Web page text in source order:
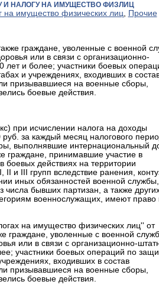
И НАЛОГУ НА ИМУЩЕСТВО ФИЗЛИЦ
на имущество физических лиц, Прочие
граждане, уволенные с военной
или в связи с организационно-
и более; участники боевых
и учреждениях, входивших в
призывавшиеся на военные сборы,
боевые действия.
при исчислении налога на доходы
за каждый месяц налогового
выполнявшие интернациональный
граждане, принимавшие участие в
боевых действиях на территории
и III групп вследствие ранения,
иных обязанностей военной
бывших партизан, а также
военнослужащих, имеют право
на имущество физических лиц'' от
граждане, уволенные с военной
или в связи с организационно-
участники боевых операций по
входивших в состав
призывавшиеся на военные сборы,
боевые действия.